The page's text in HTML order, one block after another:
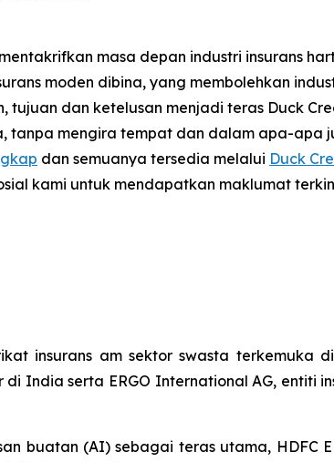
masa depan industri insurans
moden dibina, yang membolehkan
dan ketelusan menjadi teras Duck
tanpa mengira tempat dan dalam apa-apa
dan semuanya tersedia melalui Duck
kami untuk mendapatkan maklumat
insurans am sektor swasta terkemuka
India serta ERGO International AG, entiti
buatan (AI) sebagai teras utama, HDFC